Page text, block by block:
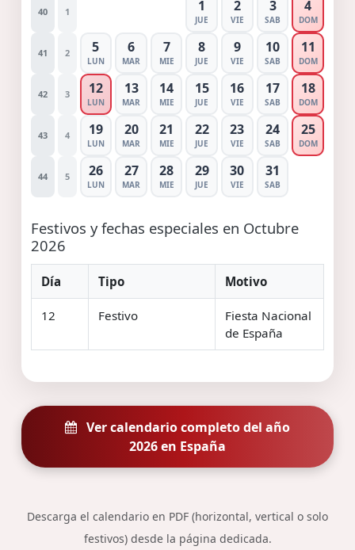
40 1 1
JUE
2
VIE
3
SAB
4
DOM
41 2 5
LUN
6
MAR
7
MIE
8
JUE
9
VIE
10
SAB
11
DOM
42 3 12
LUN
13
MAR
14
MIE
15
JUE
16
VIE
17
SAB
18
DOM
43 4 19
LUN
20
MAR
21
MIE
22
JUE
23
VIE
24
SAB
25
DOM
44 5 26
LUN
27
MAR
28
MIE
29
JUE
30
VIE
31
SAB
Festivos y fechas especiales en Octubre
2026
Día Tipo Motivo
12 Festivo
Fiesta Nacional
de España
Ver calendario completo del año
2026 en España
Descarga el calendario en PDF (horizontal, vertical o solo
festivos) desde la página dedicada.